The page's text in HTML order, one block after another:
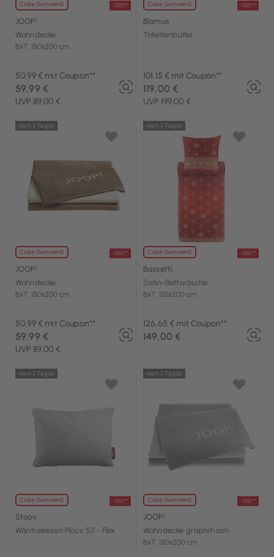
Code: Summer15 -15%**
JOOP!
Wohndecke
BxT: 150x200 cm
50,99 € mit Coupon**
UVP 89,00 €
59,99 €
Code: Summer15 -15%**
Blomus
Toilettenbutler
101,15 € mit Coupon**
UVP 199,00 €
119,00 €
Code: Summer15 -15%**
noch 3 Tag(e)
JOOP!
Wohndecke
BxT: 150x200 cm
50,99 € mit Coupon**
UVP 89,00 €
59,99 €
Code: Summer15 -15%**
noch 3 Tag(e)
Bassetti
Satin-Bettwäsche
BxT: 135x200 cm
126,65 € mit Coupon**
149,00 €
Code: Summer15 -15%**
noch 3 Tag(e)
Stoov
Wärmekissen Ploov S3 - Flex
Code: Summer15 -15%**
noch 3 Tag(e)
JOOP!
Wohndecke graphit-ash
BxT: 150x200 cm